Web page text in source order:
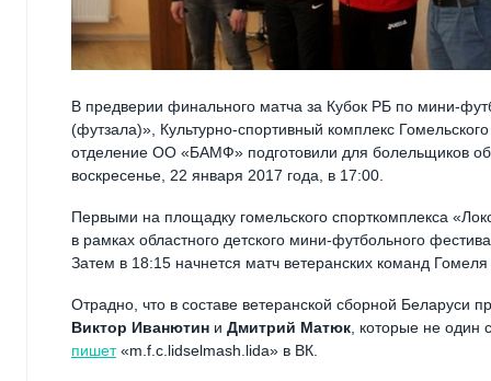
В предверии финального матча за Кубок РБ по мини-
(футзала)», Культурно-спортивный комплекс
отделение ОО «БАМФ» подготовили для болельщиков
воскресенье, 22 января 2017 года, в 17:00.
Первыми на площадку гомельского спорткомплекса
в рамках областного детского мини-футбольного
Затем в 18:15 начнется матч ветеранских команд
Отрадно, что в составе ветеранской сборной Беларуси
Виктор Иванютин и Дмитрий Матюк , которые не
пишет«m.f.c.lidselmash.lida» в ВК.